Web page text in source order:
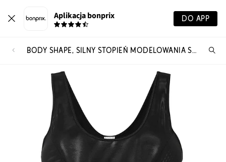
Aplikacja bonprix DO APP
BODY SHAPE, SILNY STOPIEŃ MODELOWANIA SYLWETKI